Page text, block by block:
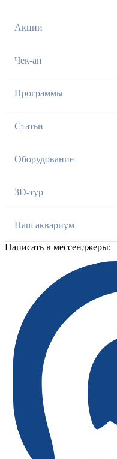
Акции
Чек-ап
Программы
Статьи
Оборудование
3D-тур
Наш аквариум
Написать в мессенджеры: